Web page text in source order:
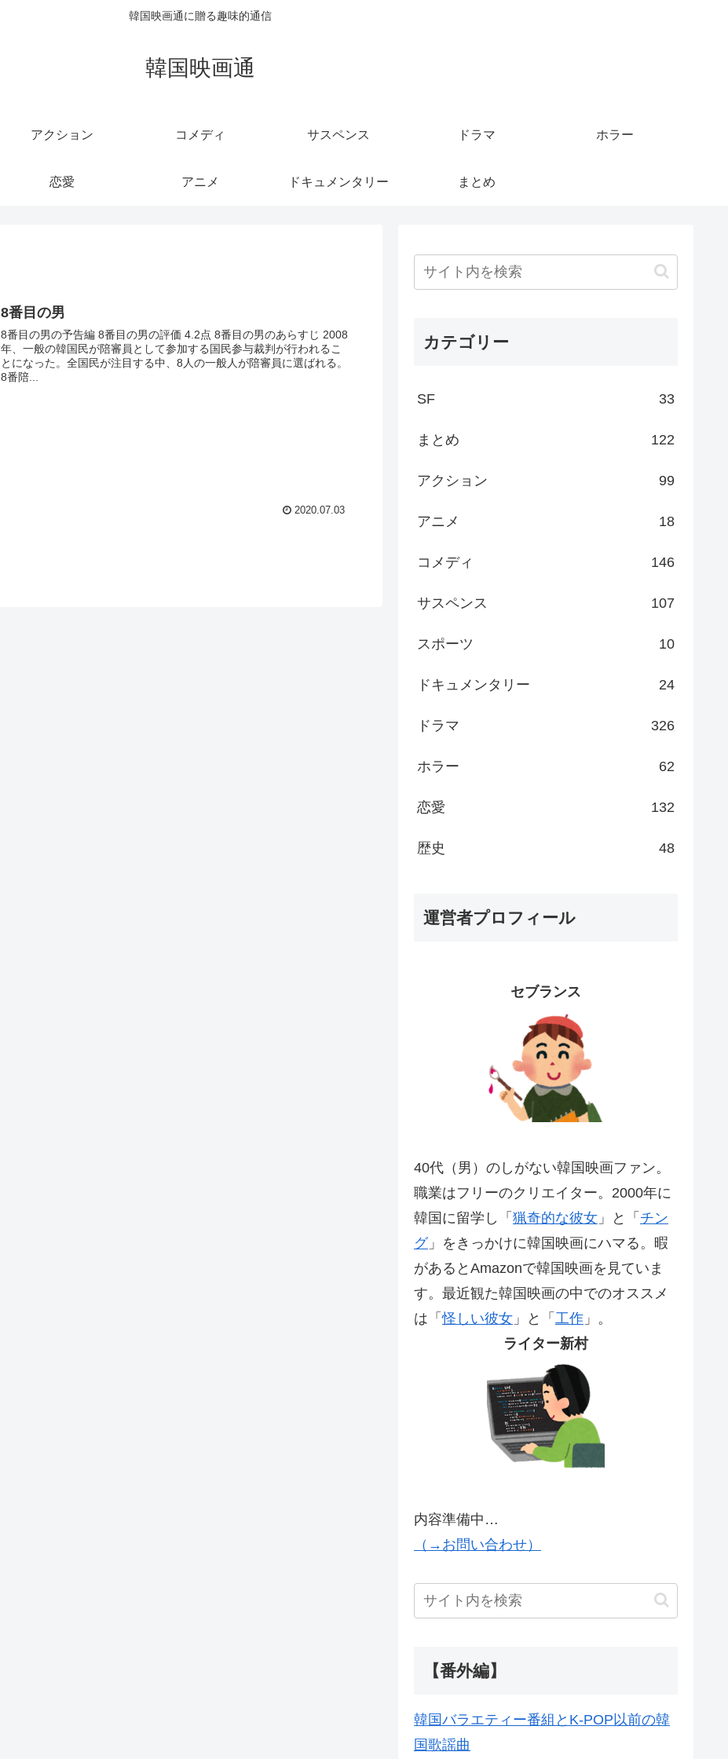
韓国映画通に贈る趣味的通信
韓国映画通
アクション コメディ サスペンス ドラマ ホラー
恋愛 アニメ ドキュメンタリー まとめ
8番目の男
8番目の男の予告編 8番目の男の評価 4.2点 8番目の男のあらすじ 2008
年、一般の韓国民が陪審員として参加する国民参与裁判が行われるこ
とになった。全国民が注目する中、8人の一般人が陪審員に選ばれる。
8番陪...
2020.07.03
カテゴリー
SF 33
まとめ 122
アクション 99
アニメ 18
コメディ 146
サスペンス 107
スポーツ 10
ドキュメンタリー 24
ドラマ 326
ホラー 62
恋愛 132
歴史 48
運営者プロフィール
セブランス
40代（男）のしがない韓国映画ファン。
職業はフリーのクリエイター。2000年に
韓国に留学し「 猟奇的な彼女 」と「 チン
グ」をきっかけに韓国映画にハマる。暇
があるとAmazonで韓国映画を見ていま
す。最近観た韓国映画の中でのオススメ
は「怪しい彼女 」と「 工作 」。
ライター新村
内容準備中…
（→お問い合わせ）
【番外編】
韓国バラエティー番組とK-POP以前の韓
国歌謡曲